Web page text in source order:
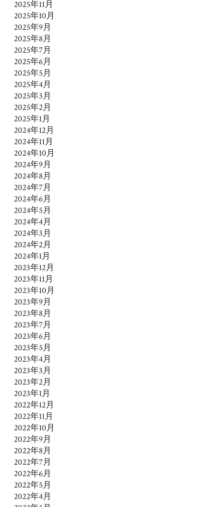
2025年11月
2025年10月
2025年9月
2025年8月
2025年7月
2025年6月
2025年5月
2025年4月
2025年3月
2025年2月
2025年1月
2024年12月
2024年11月
2024年10月
2024年9月
2024年8月
2024年7月
2024年6月
2024年5月
2024年4月
2024年3月
2024年2月
2024年1月
2023年12月
2023年11月
2023年10月
2023年9月
2023年8月
2023年7月
2023年6月
2023年5月
2023年4月
2023年3月
2023年2月
2023年1月
2022年12月
2022年11月
2022年10月
2022年9月
2022年8月
2022年7月
2022年6月
2022年5月
2022年4月